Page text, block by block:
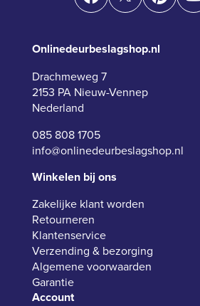
Onlinedeurbeslagshop.nl
Drachmeweg 7
2153 PA Nieuw-Vennep
Nederland
085 808 1705
info@onlinedeurbeslagshop.nl
Winkelen bij ons
Zakelijke klant worden
Retourneren
Klantenservice
Verzending & bezorging
Algemene voorwaarden
Garantie
Account